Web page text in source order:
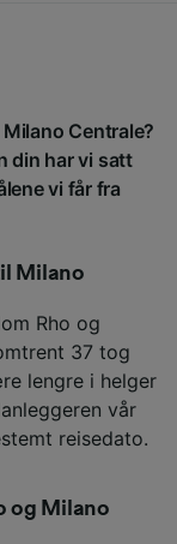
Centrale?
din har vi satt
vi får fra
Milano
Rho og
37 tog
lengre i helger
vår
reisedato.
og Milano